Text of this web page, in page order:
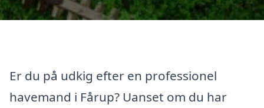
Er du på udkig efter en professionel
havemand i Fårup? Uanset om du har